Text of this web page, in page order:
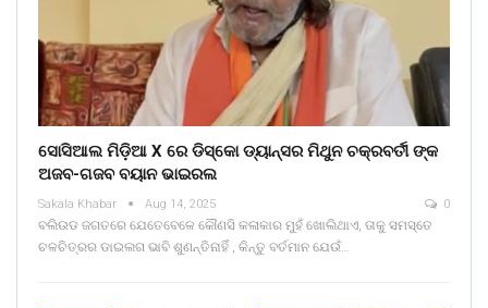
ସୋସିଆଲ ମିଡ଼ିଆ X ରେ ଡିସ୍କୋ ଡ୍ୟାନ୍ସର ମିଥୁନ ଚକ୍ରବର୍ତୀ ଙ୍କ
ଅଜବ-ଗଜବ ବୟାନ ଭାଇରଲ
Sakala Khabar Aug 14, 2025 0
ବଲିଉଡ ଜଗତରେ ଯେତେବେଳେ କୌଣସି କଳାକାର ମୁହଁ ଖୋଲିଥାଏ, ତାକୁ ସମସ୍ତେ
ଚଳଚିତ୍ରର ଡାଇଲଗ ଭାବି ଶୁଣନ୍ତିନାହିଁ , କିନ୍ତୁ ବର୍ତମାନ ଯେଉଁ…